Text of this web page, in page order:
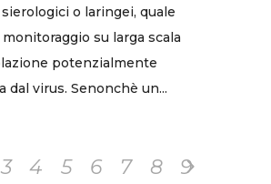
o laringei, quale
su larga scala
potenzialmente
dal virus. Senonchè un...
3 4 5 6 7 8
9